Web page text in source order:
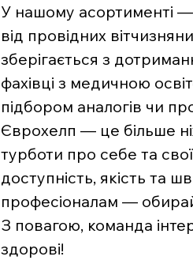
У нашому асортименті —
від провідних
зберігається з
фахівці з медичною
підбором аналогів чи
Єврохелп — це більше
турботи про себе та
доступність, якість та
професіоналам —
З повагою, команда
здорові!